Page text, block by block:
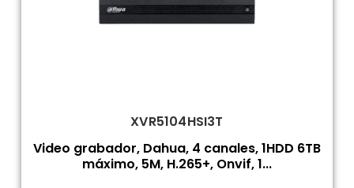
XVR5104HSI3T
Video grabador, Dahua, 4 canales, 1HDD 6TB
máximo, 5M, H.265+, Onvif, 1...